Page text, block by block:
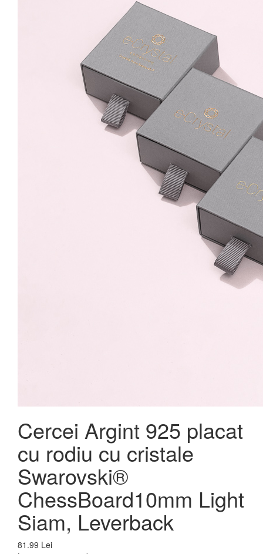
Swarovski®
ChessBoard10mm Light
Siam, Leverback
Cercei Argint 925 placat
cu rodiu cu cristale
Swarovski®
ChessBoard10mm Light
Siam, Leverback
81.99 Lei